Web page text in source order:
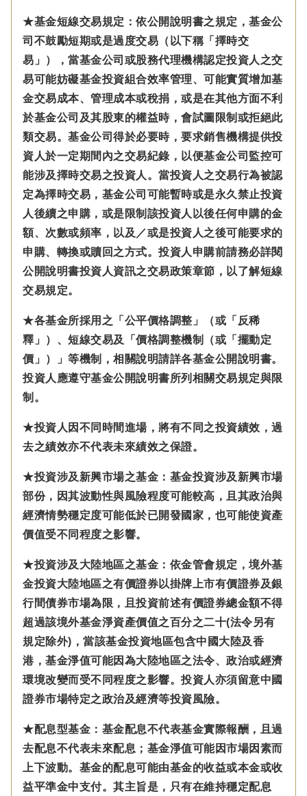
★基金短線交易規定：依公開說明書之規定，基金公
司不鼓勵短期或是過度交易（以下稱「擇時交
易」），當基金公司或股務代理機構認定投資人之交
易可能妨礙基金投資組合效率管理、可能實質增加基
金交易成本、管理成本或稅捐，或是在其他方面不利
於基金公司及其股東的權益時，會試圖限制或拒絕此
類交易。基金公司得於必要時，要求銷售機構提供投
資人於一定期間內之交易紀錄，以便基金公司監控可
能涉及擇時交易之投資人。當投資人之交易行為被認
定為擇時交易，基金公司可能暫時或是永久禁止投資
人後續之申購，或是限制該投資人以後任何申購的金
額、次數或頻率，以及／或是投資人之後可能要求的
申購、轉換或贖回之方式。投資人申購前請務必詳閱
公開說明書投資人資訊之交易政策章節，以了解短線
交易規定。
★各基金所採用之「公平價格調整」（或「反稀
釋」）、短線交易及「價格調整機制（或「擺動定
價」）」等機制，相關說明請詳各基金公開說明書。
投資人應遵守基金公開說明書所列相關交易規定與限
制。
★投資人因不同時間進場，將有不同之投資績效，過
去之績效亦不代表未來績效之保證。
★投資涉及新興市場之基金：基金投資涉及新興市場
部份，因其波動性與風險程度可能較高，且其政治與
經濟情勢穩定度可能低於已開發國家，也可能使資產
價值受不同程度之影響。
★投資涉及大陸地區之基金： 依金管會規定， 境外基
金投資大陸地區之有價證券以掛牌上市有價證券及銀
行間債券市場為限，且投資前述有價證券總金額不得
超過該境外基金淨資產價值之百分之二十(法令另有
規定除外)， 當該基金投資地區包含中國大陸及香
港，基金淨值可能因為大陸地區之法令、政治或經濟
環境改變而受不同程度之影響。 投資人亦須留意中國
證券市場特定之政治及經濟等投資風險。
★配息型基金：基金配息不代表基金實際報酬，且過
去配息不代表未來配息；基金淨值可能因市場因素而
上下波動。基金的配息可能由基金的收益或本金或收
益平準金中支付。 其主旨是，只有在維持穩定配息